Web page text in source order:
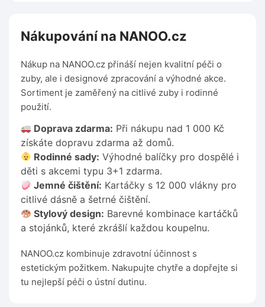
Nákupování na NANOO.cz
Nákup na NANOO.cz přináší nejen kvalitní péči o
zuby, ale i designové zpracování a výhodné akce.
Sortiment je zaměřený na citlivé zuby i rodinné
použití.
Doprava zdarma: Při nákupu nad 1 000 Kč
získáte dopravu zdarma až domů.
Rodinné sady: Výhodné balíčky pro dospělé i
děti s akcemi typu 3+1 zdarma.
Jemné čištění: Kartáčky s 12 000 vlákny pro
citlivé dásně a šetrné čištění.
Stylový design: Barevné kombinace kartáčků
a stojánků, které zkrášlí každou koupelnu.
NANOO.cz kombinuje zdravotní účinnost s
estetickým požitkem. Nakupujte chytře a dopřejte si
tu nejlepší péči o ústní dutinu.